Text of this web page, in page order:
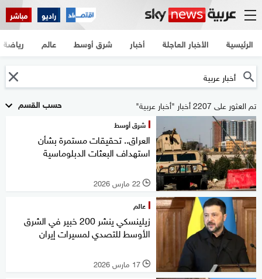
راديو مباشر
الرئيسية الأخبار العاجلة أخبار شرق أوسط عالم رياضة
حسب القسم تم العثور على 2207 أخبار "أخبار عربية"
شرق أوسط
العراق.. تحقيقات مستمرة بشأن
استهداف البعثات الدبلوماسية
l 22 مارس 2026
عالم
زيلينسكي ينشر 200 خبير في الشرق
الأوسط للتصدي لمسيرات إيران
l 17 مارس 2026